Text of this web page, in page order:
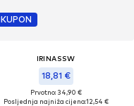
KUPON
IRINASSW
18,81 €
Prvotno: 34,90 €
Posljednja najniža cijena:12,54 €